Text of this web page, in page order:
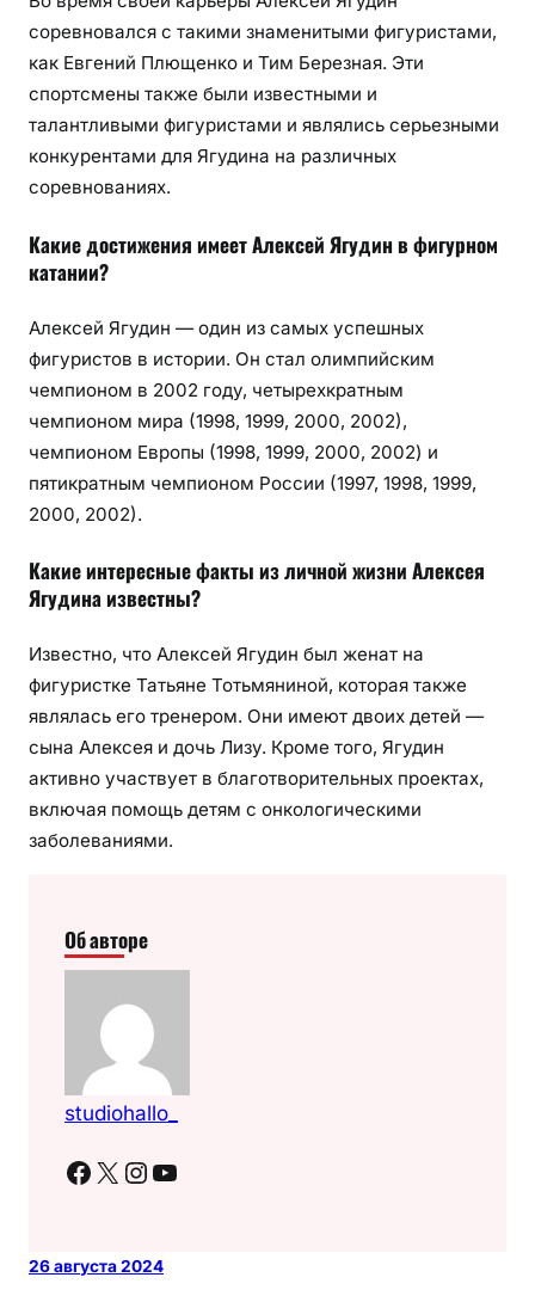
соревновался с такими знаменитыми фигуристами,
как Евгений Плющенко и Тим Березная. Эти
спортсмены также были известными и
талантливыми фигуристами и являлись серьезными
конкурентами для Ягудина на различных
соревнованиях.
Какие достижения имеет Алексей Ягудин в фигурном
катании?
Алексей Ягудин — один из самых успешных
фигуристов в истории. Он стал олимпийским
чемпионом в 2002 году, четырехкратным
чемпионом мира (1998, 1999, 2000, 2002),
чемпионом Европы (1998, 1999, 2000, 2002) и
пятикратным чемпионом России (1997, 1998, 1999,
2000, 2002).
Какие интересные факты из личной жизни Алексея
Ягудина известны?
Известно, что Алексей Ягудин был женат на
фигуристке Татьяне Тотьмяниной, которая также
являлась его тренером. Они имеют двоих детей —
сына Алексея и дочь Лизу. Кроме того, Ягудин
активно участвует в благотворительных проектах,
включая помощь детям с онкологическими
заболеваниями.
Об авторе
studiohallo_
Facebook X Instagram YouTube
26 августа 2024